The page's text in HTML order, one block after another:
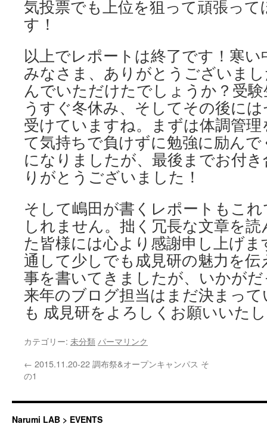
気投票でも上位を狙って頑張っ
す！
以上でレポートは終了です！寒
みなさま、ありがとうございま
んでいただけたでしょうか？受
うすぐ冬休み、そしてその後に
受けていますね。まずは体調管
て気持ちで負けずに勉強に励ん
になりましたが、最後までお付
りがとうございました！
そして嶋田が書くレポートもこ
しれません。拙く冗長な文章を
た皆様には心より感謝申し上げ
通して少しでも成見研の魅力を
事を書いてきましたが、いかが
来年のブログ担当はまだ決まっ
も 成見研をよろしくお願いいた
カテゴリー: 未分類パーマリンク
← 2015.11.20-22 調布祭&オープンキャンパス そ
の1
Narumi LAB > EVENTS